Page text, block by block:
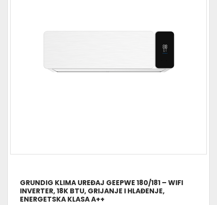
GRUNDIG KLIMA UREĐAJ GEEPWE 180/181 – WIFI
INVERTER, 18K BTU, GRIJANJE I HLAĐENJE,
ENERGETSKA KLASA A++